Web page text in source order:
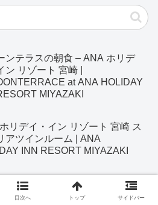
ンテラスの朝食 – ANA ホリデ
ン リゾート 宮崎 |
at ANA HOLIDAY
MIYAZAKI
リデイ・イン リゾート 宮崎 ス
アツインルーム | ANA
INN RESORT MIYAZAKI
ィゴ箱根強羅 デラックスキング
目次へ トップ サイドバー